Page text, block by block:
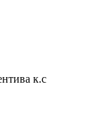
к.с